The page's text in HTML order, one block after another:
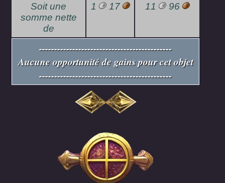
Soit une
somme nette
de
1 17 11 96
--------------------------------------------
Aucune opportunité de gains pour cet objet
--------------------------------------------